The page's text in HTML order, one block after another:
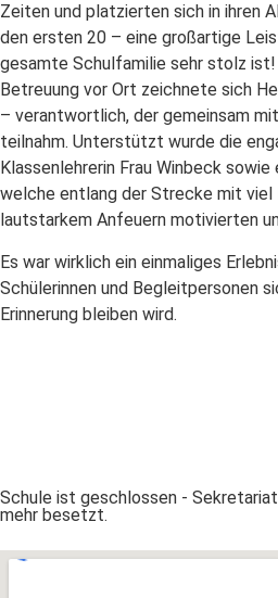
Zeiten und platzierten sich in ihren
den ersten 20 – eine großartige
gesamte Schulfamilie sehr stolz ist!
Betreuung vor Ort zeichnete sich
– verantwortlich, der gemeinsam
teilnahm. Unterstützt wurde die
Klassenlehrerin Frau Winbeck
welche entlang der Strecke mit viel
lautstarkem Anfeuern motivierten
Es war wirklich ein einmaliges
Schülerinnen und Begleitpersonen
Erinnerung bleiben wird.
Schule ist geschlossen -
mehr besetzt.